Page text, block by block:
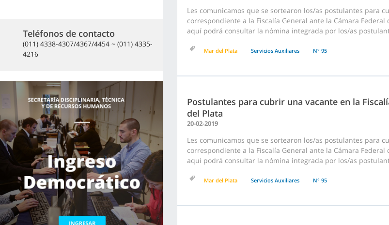
Teléfonos de contacto
(011) 4338-4307/4367/4454 ~ (011) 4335-
4216
Les comunicamos que se sortearon los/as postulantes para
correspondiente a la Fiscalía General ante la Cámara
aquí podrá consultar la nómina integrada por los/as
Mar del Plata Servicios Auxiliares N° 95
Postulantes para cubrir una vacante en la
del Plata
20-02-2019
Les comunicamos que se sortearon los/as postulantes para
correspondiente a la Fiscalía General ante la Cámara
aquí podrá consultar la nómina integrada por los/as
Mar del Plata Servicios Auxiliares N° 95